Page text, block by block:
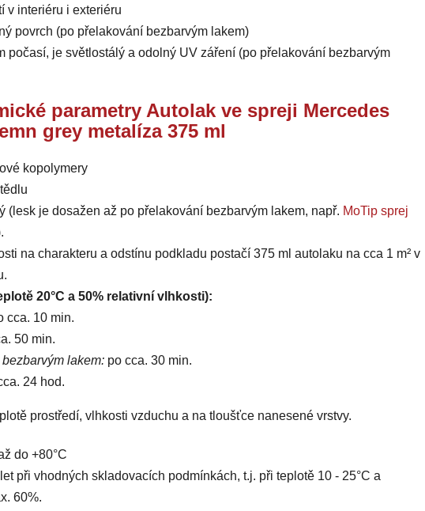
v interiéru i exteriéru
povrch (po přelakování bezbarvým lakem)
počasí, je světlostálý a odolný UV záření (po přelakování bezbarvým
parametry Autolak ve spreji Mercedes
grey metalíza 375 ml
kopolymery
(lesk je dosažen až po přelakování bezbarvým lakem, např. MoTip sprej
na charakteru a odstínu podkladu postačí 375 ml autolaku na cca 1 m² v
20°C a 50% relativní vlhkosti):
cca. 10 min.
50 min.
lakem: po cca. 30 min.
24 hod.
prostředí, vlhkosti vzduchu a na tloušťce nanesené vrstvy.
do +80°C
při vhodných skladovacích podmínkách, t.j. při teplotě 10 - 25°C a
60%.